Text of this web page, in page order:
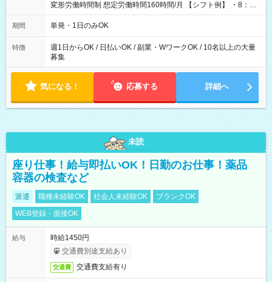
変形労働時間制 想定労働時間160時間/月 【シフト例】 ・8：00
～21：00
期間 単発・1日のみOK
特徴
週1日からOK / 日払いOK / 副業・WワークOK / 10名以上の大量
募集
気になる！ 応募する 詳細へ
未読
座り仕事！給与即払いOK！日勤のお仕事！薬品
容器の検査など
派遣 職種未経験OK 社会人未経験OK
ブランクOK
WEB登録・面接OK
給与
時給1450円
交通費別途支給あり
交通費 交通費支給有り